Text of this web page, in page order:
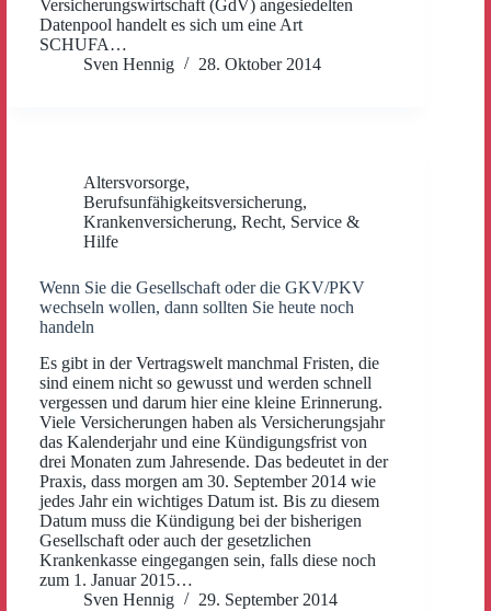
Versicherungswirtschaft (GdV) angesiedelten
Datenpool handelt es sich um eine Art
SCHUFA…
Sven Hennig
28. Oktober 2014
Altersvorsorge,
Berufsunfähigkeitsversicherung,
Krankenversicherung, Recht, Service &
Hilfe
Wenn Sie die Gesellschaft oder die GKV/PKV
wechseln wollen, dann sollten Sie heute noch
handeln
Es gibt in der Vertragswelt manchmal Fristen, die
sind einem nicht so gewusst und werden schnell
vergessen und darum hier eine kleine Erinnerung.
Viele Versicherungen haben als Versicherungsjahr
das Kalenderjahr und eine Kündigungsfrist von
drei Monaten zum Jahresende. Das bedeutet in der
Praxis, dass morgen am 30. September 2014 wie
jedes Jahr ein wichtiges Datum ist. Bis zu diesem
Datum muss die Kündigung bei der bisherigen
Gesellschaft oder auch der gesetzlichen
Krankenkasse eingegangen sein, falls diese noch
zum 1. Januar 2015…
Sven Hennig
29. September 2014